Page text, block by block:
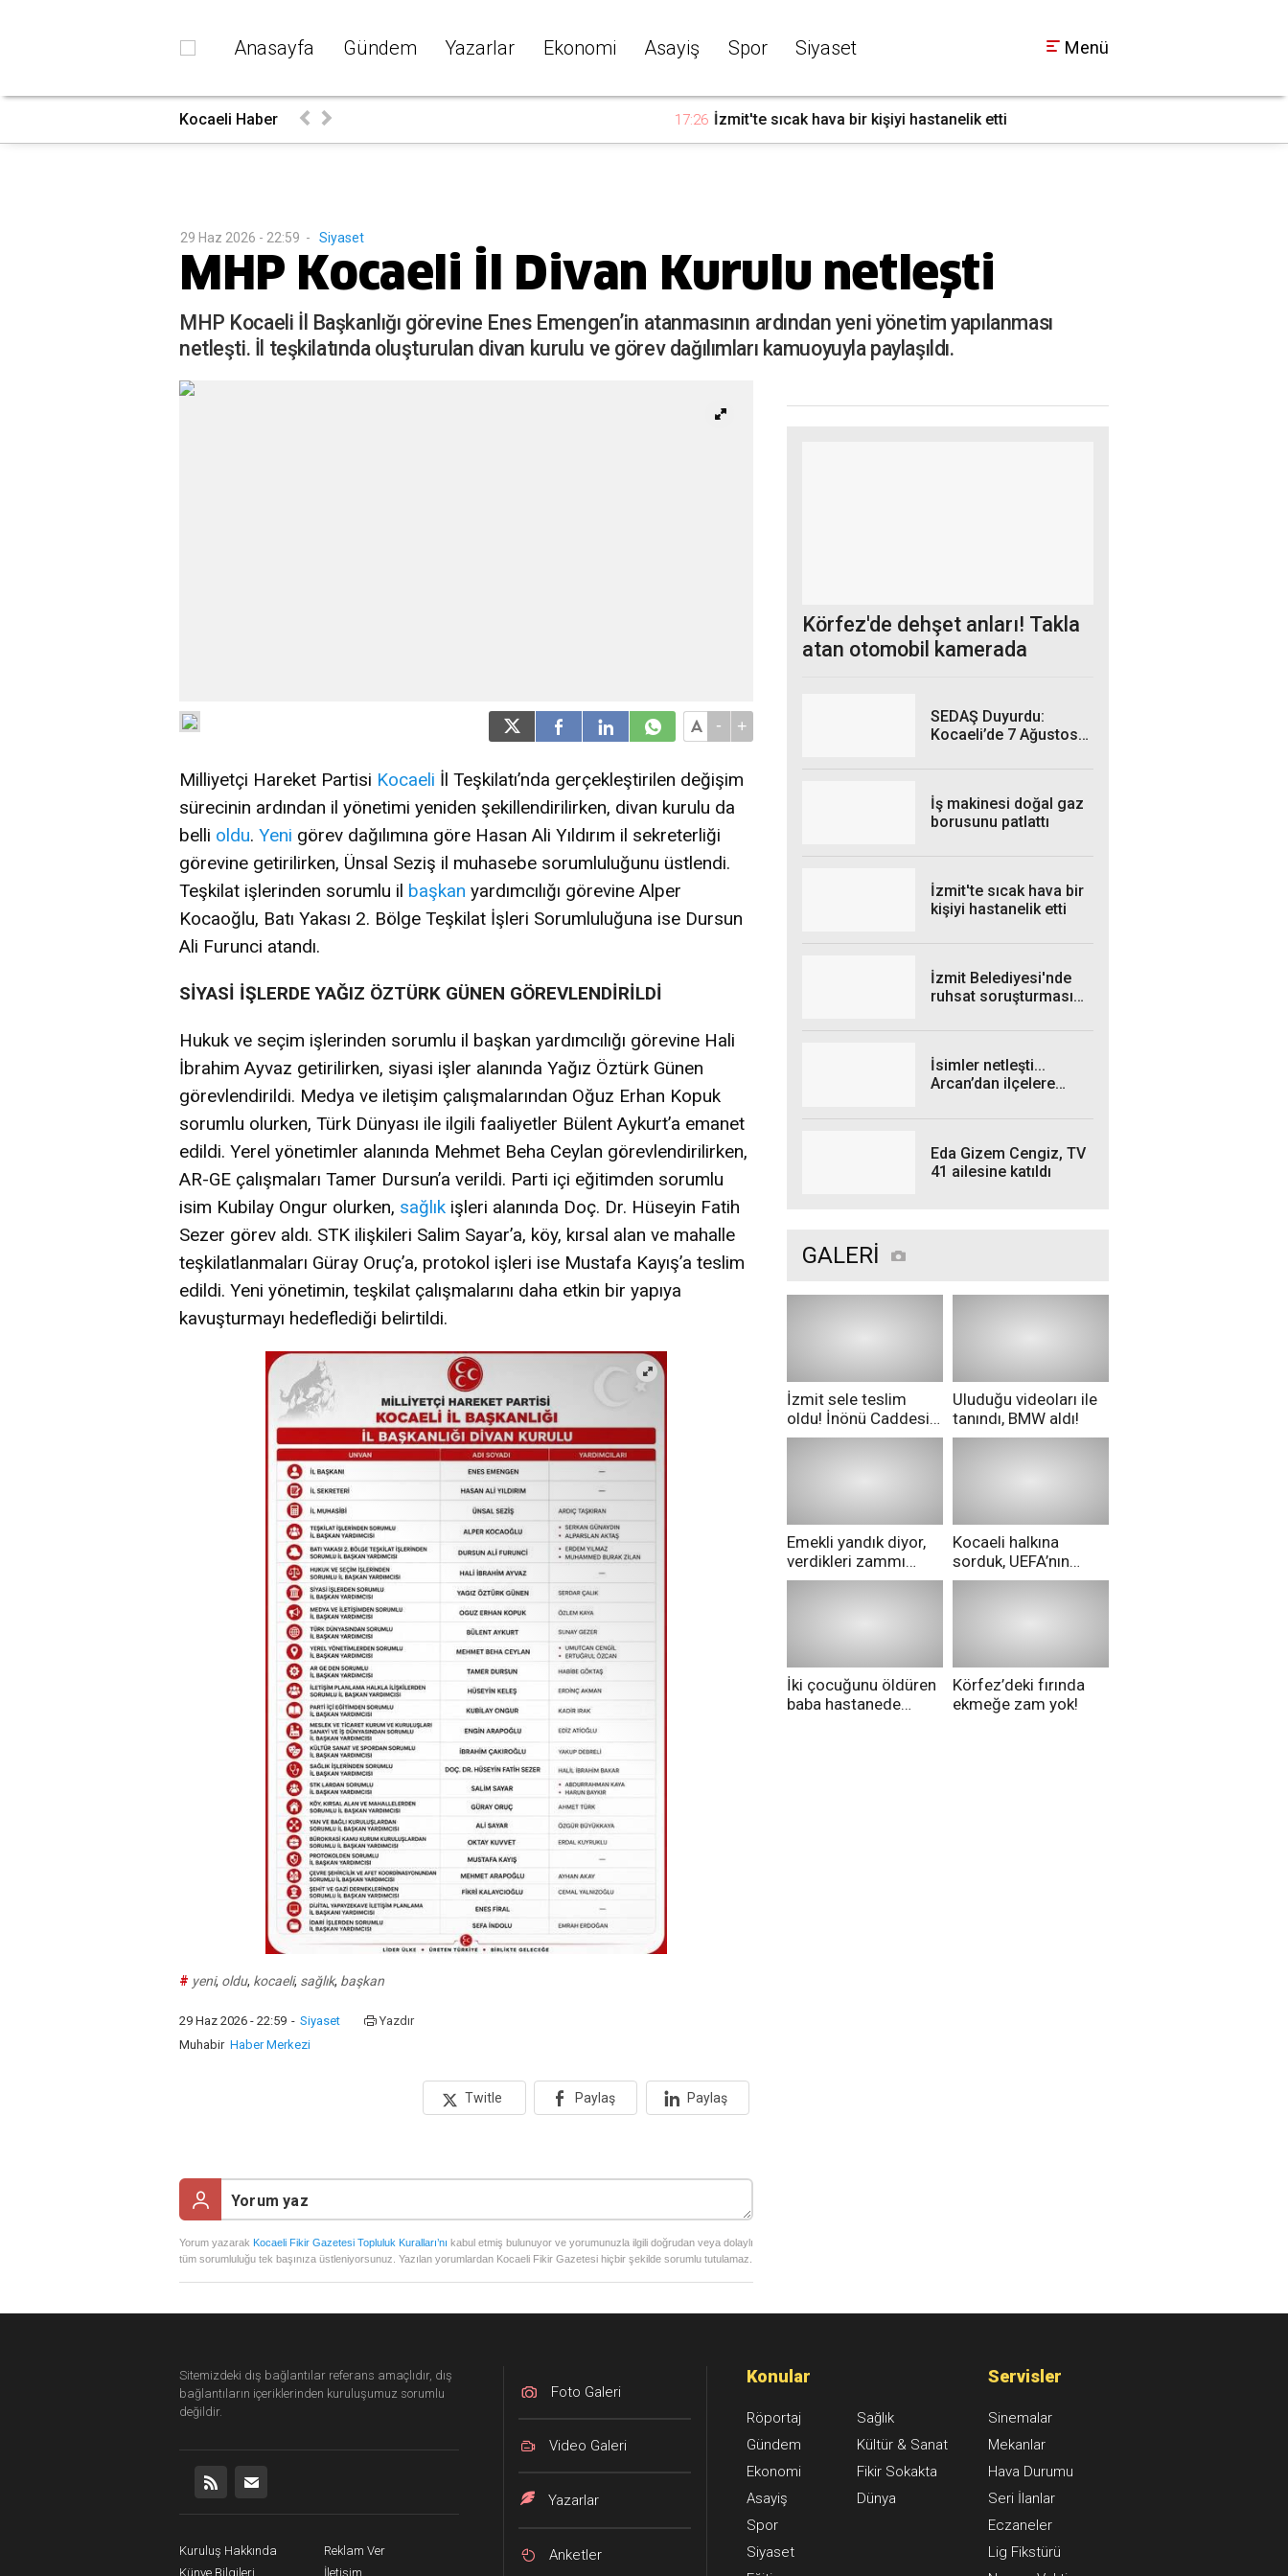
Anasayfa Gündem Yazarlar Ekonomi Asayiş Spor Siyaset Menü
Kocaeli Haber İzmit'te sıcak hava bir kişiyi hastanelik etti
29 Haz 2026 - 22:59 - Siyaset
MHP Kocaeli İl Divan Kurulu netleşti
MHP Kocaeli İl Başkanlığı görevine Enes Emengen’in atanmasının ardından yeni yönetim yapılanması
netleşti. İl teşkilatında oluşturulan divan kurulu ve görev dağılımları kamuoyuyla paylaşıldı.
- +
Milliyetçi Hareket Partisi Kocaeli İl Teşkilatı’nda gerçekleştirilen değişim
sürecinin ardından il yönetimi yeniden şekillendirilirken, divan kurulu da
belli oldu. Yeni görev dağılımına göre Hasan Ali Yıldırım il sekreterliği
görevine getirilirken, Ünsal Seziş il muhasebe sorumluluğunu üstlendi.
Teşkilat işlerinden sorumlu il başkan yardımcılığı görevine Alper
Kocaoğlu, Batı Yakası 2. Bölge Teşkilat İşleri Sorumluluğuna ise Dursun
Ali Furunci atandı.
SİYASİ İŞLERDE YAĞIZ ÖZTÜRK GÜNEN GÖREVLENDİRİLDİ
Hukuk ve seçim işlerinden sorumlu il başkan yardımcılığı görevine Hali
İbrahim Ayvaz getirilirken, siyasi işler alanında Yağız Öztürk Günen
görevlendirildi. Medya ve iletişim çalışmalarından Oğuz Erhan Kopuk
sorumlu olurken, Türk Dünyası ile ilgili faaliyetler Bülent Aykurt’a emanet
edildi. Yerel yönetimler alanında Mehmet Beha Ceylan görevlendirilirken,
AR-GE çalışmaları Tamer Dursun’a verildi. Parti içi eğitimden sorumlu
isim Kubilay Ongur olurken, sağlık işleri alanında Doç. Dr. Hüseyin Fatih
Sezer görev aldı. STK ilişkileri Salim Sayar’a, köy, kırsal alan ve mahalle
teşkilatlanmaları Güray Oruç’a, protokol işleri ise Mustafa Kayış’a teslim
edildi. Yeni yönetimin, teşkilat çalışmalarını daha etkin bir yapıya
kavuşturmayı hedeflediği belirtildi.
# yeni, oldu, kocaeli, sağlık, başkan
29 Haz 2026 - 22:59 - Siyaset
Yazdır
Muhabir Haber Merkezi
Twitle Paylaş Paylaş
Yorum yazarak Kocaeli Fikir Gazetesi Topluluk Kuralları’nı kabul etmiş bulunuyor ve yorumunuzla ilgili doğrudan veya dolaylı
tüm sorumluluğu tek başınıza üstleniyorsunuz. Yazılan yorumlardan Kocaeli Fikir Gazetesi hiçbir şekilde sorumlu tutulamaz.
Körfez'de dehşet anları! Takla
atan otomobil kamerada
SEDAŞ Duyurdu:
Kocaeli’de 7 Ağustos
İş makinesi doğal gaz
borusunu patlattı
İzmit'te sıcak hava bir
kişiyi hastanelik etti
İzmit Belediyesi'nde
ruhsat soruşturması
İsimler netleşti...
Arcan’dan ilçelere
Eda Gizem Cengiz, TV
41 ailesine katıldı
GALERİ
İzmit sele teslim
oldu! İnönü Caddesi
göle döndü!
Uluduğu videoları ile
tanındı, BMW aldı!
Emekli yandık diyor,
verdikleri zammı
pazarda geri aldılar!
Kocaeli halkına
sorduk, UEFA’nın
Merih Demiral kararı
İki çocuğunu öldüren
baba hastanede
Körfez’deki fırında
ekmeğe zam yok!
Sitemizdeki dış bağlantılar referans amaçlıdır, dış
bağlantıların içeriklerinden kuruluşumuz sorumlu
değildir.
Kuruluş Hakkında
Künye Bilgileri
Reklam Ver
İletişim
Foto Galeri
Video Galeri
Yazarlar
Anketler
Konular
Röportaj
Gündem
Ekonomi
Asayiş
Spor
Siyaset
Sağlık
Kültür & Sanat
Fikir Sokakta
Dünya
Servisler
Sinemalar
Mekanlar
Hava Durumu
Seri İlanlar
Eczaneler
Lig Fikstürü